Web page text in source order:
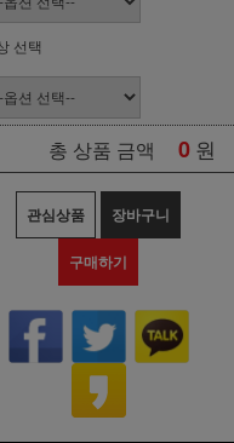
선택
총 상품 금액 0 원
관심상품 장바구니
구매하기